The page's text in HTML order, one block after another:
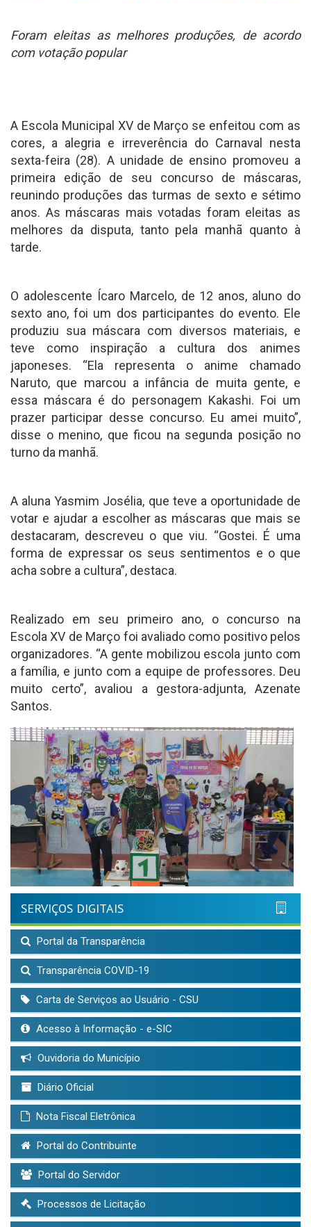
Foram eleitas as melhores produções, de acordo
com votação popular
A Escola Municipal XV de Março se enfeitou com as
cores, a alegria e irreverência do Carnaval nesta
sexta-feira (28). A unidade de ensino promoveu a
primeira edição de seu concurso de máscaras,
reunindo produções das turmas de sexto e sétimo
anos. As máscaras mais votadas foram eleitas as
melhores da disputa, tanto pela manhã quanto à
tarde.
O adolescente Ícaro Marcelo, de 12 anos, aluno do
sexto ano, foi um dos participantes do evento. Ele
produziu sua máscara com diversos materiais, e
teve como inspiração a cultura dos animes
japoneses. “Ela representa o anime chamado
Naruto, que marcou a infância de muita gente, e
essa máscara é do personagem Kakashi. Foi um
prazer participar desse concurso. Eu amei muito”,
disse o menino, que ficou na segunda posição no
turno da manhã.
A aluna Yasmim Josélia, que teve a oportunidade de
votar e ajudar a escolher as máscaras que mais se
destacaram, descreveu o que viu. “Gostei. É uma
forma de expressar os seus sentimentos e o que
acha sobre a cultura”, destaca.
Realizado em seu primeiro ano, o concurso na
Escola XV de Março foi avaliado como positivo pelos
organizadores. “A gente mobilizou escola junto com
a família, e junto com a equipe de professores. Deu
muito certo”, avaliou a gestora-adjunta, Azenate
Santos.
SERVIÇOS DIGITAIS
Portal da Transparência
Transparência COVID-19
Carta de Serviços ao Usuário - CSU
Acesso à Informação - e-SIC
Ouvidoria do Município
Diário Oficial
Nota Fiscal Eletrônica
Portal do Contribuinte
Portal do Servidor
Processos de Licitação